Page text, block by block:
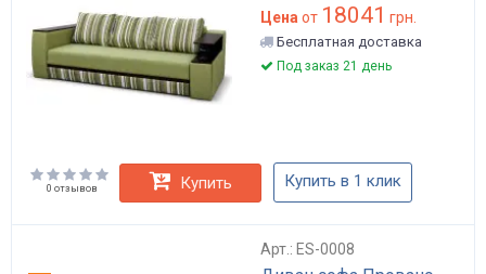
Цена от 18041 грн.
Бесплатная доставка
Под заказ 21 день
0 отзывов Купить Купить в 1 клик
Арт.: ES-0008